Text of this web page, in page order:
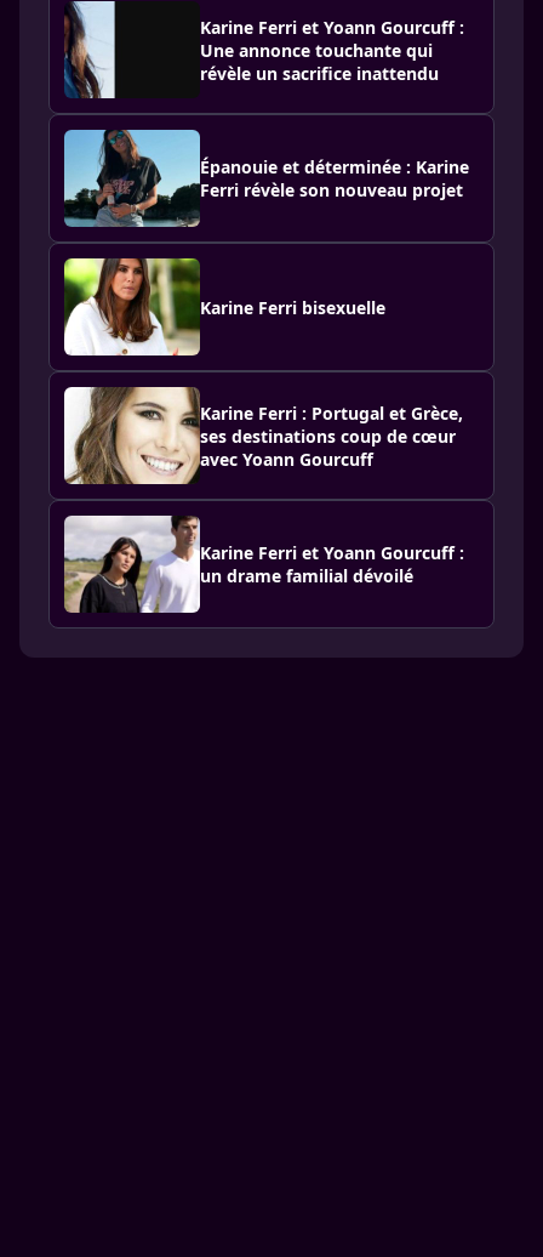
Karine Ferri et Yoann Gourcuff :
Une annonce touchante qui
révèle un sacrifice inattendu
Épanouie et déterminée : Karine
Ferri révèle son nouveau projet
Karine Ferri bisexuelle
Karine Ferri : Portugal et Grèce,
ses destinations coup de cœur
avec Yoann Gourcuff
Karine Ferri et Yoann Gourcuff :
un drame familial dévoilé